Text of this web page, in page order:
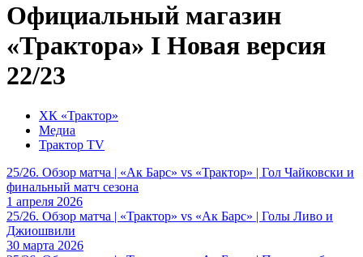
Официальный магазин
«Трактора» I Новая версия
22/23
ХК «Трактор»
Медиа
Трактор TV
25/26. Обзор матча | «Ак Барс» vs «Трактор» | Гол Чайковски и
финальный матч сезона
1 апреля 2026
25/26. Обзор матча | «Трактор» vs «Ак Барс» | Голы Ливо и
Джиошвили
30 марта 2026